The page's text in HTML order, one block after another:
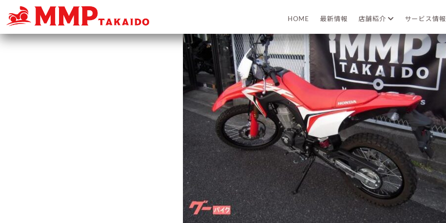
HOME 最新情報 店舗紹介 サービス情報